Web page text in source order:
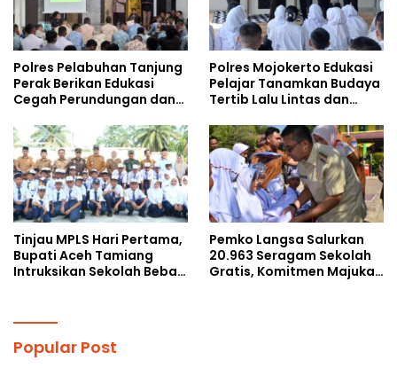
Polres Pelabuhan Tanjung
Perak Berikan Edukasi
Cegah Perundungan dan
kepada Pelajar MPLS
Polres Mojokerto Edukasi
Pelajar Tanamkan Budaya
Tertib Lalu Lintas dan
Tinjau MPLS Hari Pertama,
Bupati Aceh Tamiang
Intruksikan Sekolah Bebas
Pemko Langsa Salurkan
20.963 Seragam Sekolah
Gratis, Komitmen Majukan
Popular Post